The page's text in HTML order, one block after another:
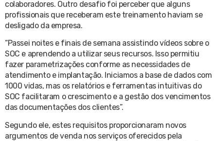
colaboradores. Outro desafio foi perceber que alguns
profissionais que receberam este treinamento haviam se
desligado da empresa.
“Passei noites e finais de semana assistindo vídeos sobre o
SOC e aprendendo a utilizar seus recursos. Isso permitiu
fazer parametrizações conforme as necessidades de
atendimento e implantação. Iniciamos a base de dados com
1000 vidas, mas os relatórios e ferramentas intuitivas do
SOC facilitaram o crescimento e a gestão dos vencimentos
das documentações dos clientes”.
Segundo ele, estes requisitos proporcionaram novos
argumentos de venda nos serviços oferecidos pela